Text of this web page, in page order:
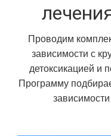
Проводим
зависимости с
детоксикацией и
Программу